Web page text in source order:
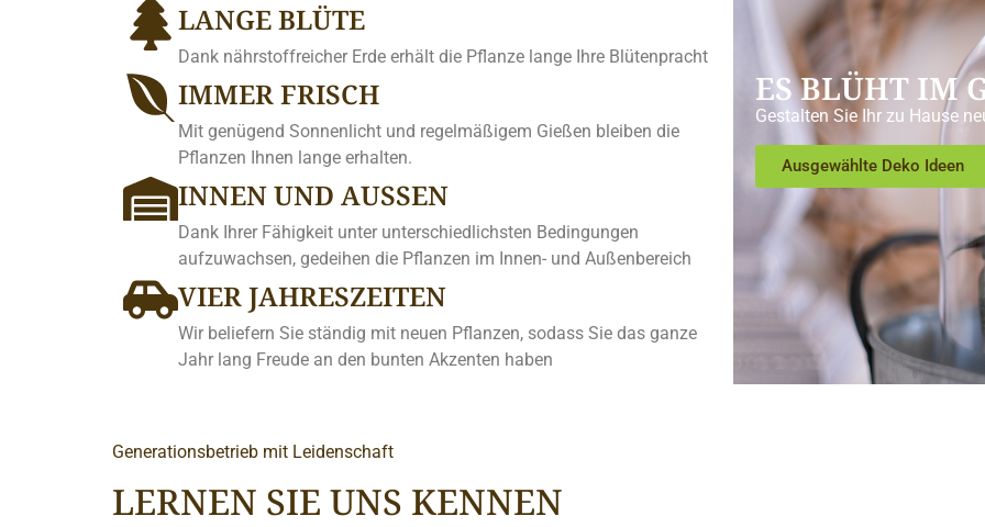
LANGE BLÜTE
Dank nährstoffreicher Erde erhält die Pflanze lange Ihre Blütenpracht
IMMER FRISCH
Mit genügend Sonnenlicht und regelmäßigem Gießen bleiben die
Pflanzen Ihnen lange erhalten.
INNEN UND AUSSEN
Dank Ihrer Fähigkeit unter unterschiedlichsten Bedingungen
aufzuwachsen, gedeihen die Pflanzen im Innen- und Außenbereich
VIER JAHRESZEITEN
Wir beliefern Sie ständig mit neuen Pflanzen, sodass Sie das ganze
Jahr lang Freude an den bunten Akzenten haben
ES BLÜHT IM
Gestalten Sie Ihr zu Hause
Ausgewählte Deko Ideen
Generationsbetrieb mit Leidenschaft
LERNEN SIE UNS KENNEN